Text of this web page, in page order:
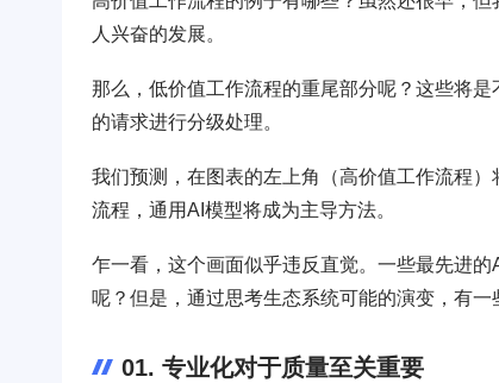
人兴奋的发展。
那么，低价值工作流程的重尾部分呢？这些将
的请求进行分级处理。
我们预测，在图表的左上角（高价值工作流程
流程，通用AI模型将成为主导方法。
乍一看，这个画面似乎违反直觉。一些最先进
呢？但是，通过思考生态系统可能的演变，有
01. 专业化对于质量至关重要